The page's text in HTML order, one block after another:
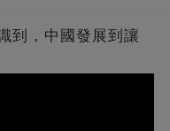
到，中國發展到讓